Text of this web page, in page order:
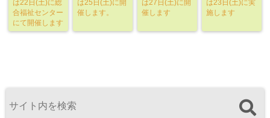
は22日(土)に総
合福祉センター
にて開催します
は25日(土)に開
催します。
は27日(土)に開
催します
は23日(土)に実
施します